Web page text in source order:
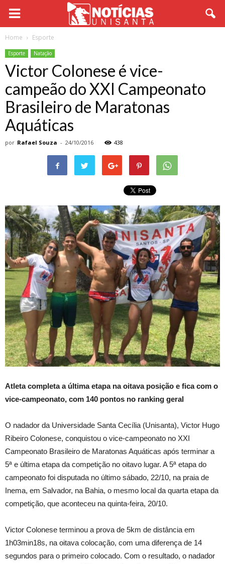
Home Esporte
Esporte Natação
Victor Colonese é vice-
campeão do XXI Campeonato
Brasileiro de Maratonas
Aquáticas
por Rafael Souza - 24/10/2016 438
Atleta completa a última etapa na oitava posição e fica com o
vice-campeonato, com 140 pontos no ranking geral
O nadador da Universidade Santa Cecília (Unisanta), Victor Hugo
Ribeiro Colonese, conquistou o vice-campeonato no XXI
Campeonato Brasileiro de Maratonas Aquáticas após terminar a
5ª e última etapa da competição no oitavo lugar. A 5ª etapa do
campeonato foi disputada no último sábado, 22/10, na praia de
Inema, em Salvador, na Bahia, o mesmo local da quarta etapa da
competição, que aconteceu na quinta-feira, 20/10.
Victor Colonese terminou a prova de 5km de distância em
1h03min18s, na oitava colocação, com uma diferença de 14
segundos para o primeiro colocado. Com o resultado, o nadador